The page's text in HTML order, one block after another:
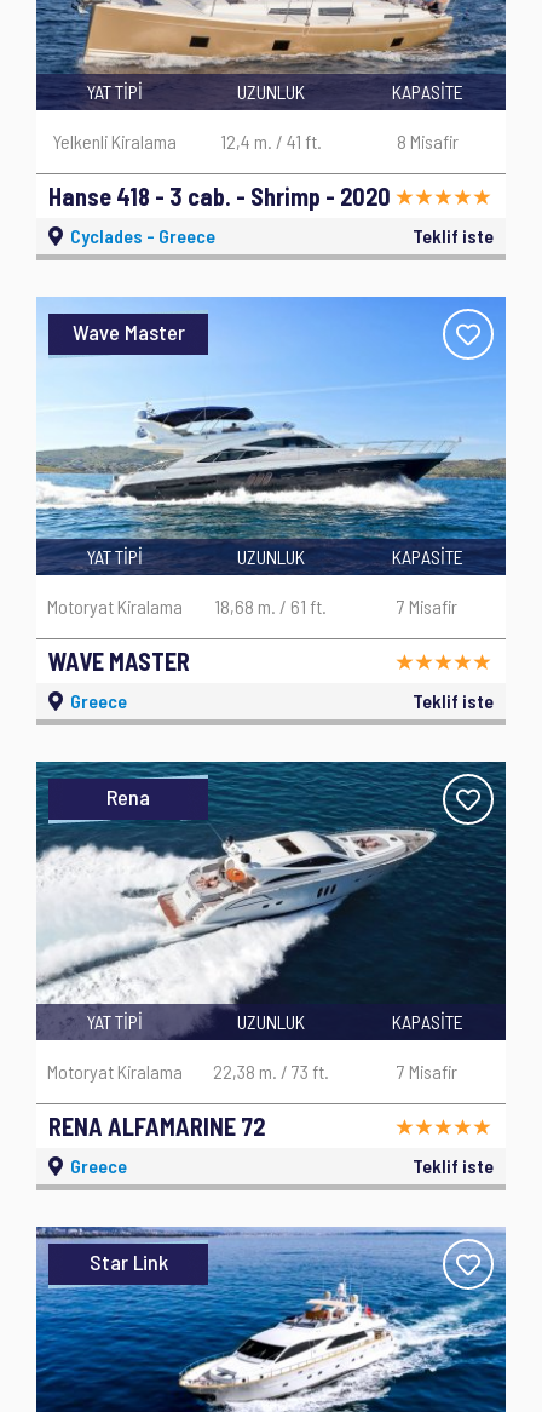
Hanse 418 - 3 cab. - Shrimp - 2020
YAT TİPİ
Yelkenli Kiralama
UZUNLUK
12,4 m. / 41 ft.
KAPASİTE
8 Misafir
Cyclades - Greece Teklif iste
Wave Master
WAVE MASTER
YAT TİPİ
Motoryat Kiralama
UZUNLUK
18,68 m. / 61 ft.
KAPASİTE
7 Misafir
Greece Teklif iste
Rena
RENA ALFAMARINE 72
YAT TİPİ
Motoryat Kiralama
UZUNLUK
22,38 m. / 73 ft.
KAPASİTE
7 Misafir
Greece Teklif iste
Star Link